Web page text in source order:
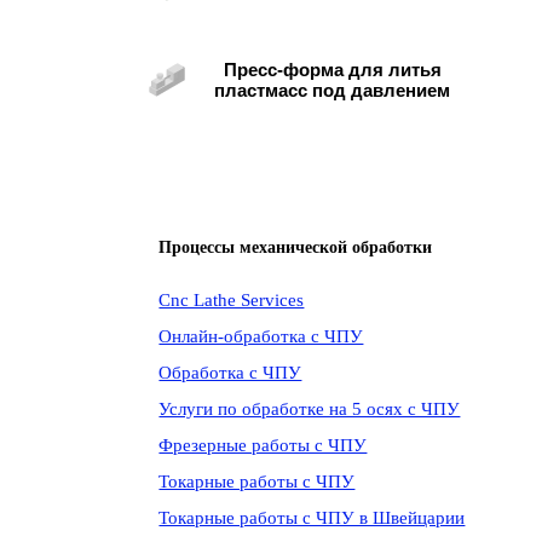
Пресс-форма для литья
пластмасс под давлением
Процессы механической обработки
Cnc Lathe Services
Онлайн-обработка с ЧПУ
Обработка с ЧПУ
Услуги по обработке на 5 осях с ЧПУ
Фрезерные работы с ЧПУ
Токарные работы с ЧПУ
Токарные работы с ЧПУ в Швейцарии